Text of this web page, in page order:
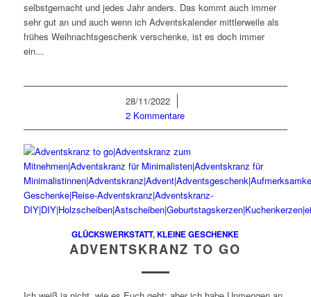
selbstgemacht und jedes Jahr anders. Das kommt auch immer
sehr gut an und auch wenn ich Adventskalender mittlerweile als
frühes Weihnachtsgeschenk verschenke, ist es doch immer
ein…
28/11/2022
/
2 Kommentare
GLÜCKSWERKSTATT,KLEINE GESCHENKE
ADVENTSKRANZ TO GO